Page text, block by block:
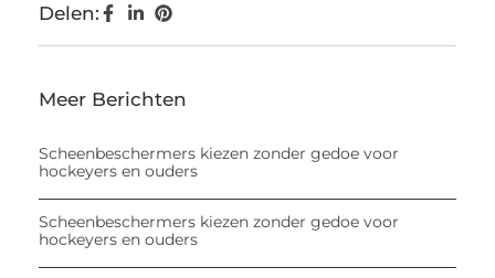
Delen:
Meer Berichten
Scheenbeschermers kiezen zonder gedoe voor
hockeyers en ouders
Scheenbeschermers kiezen zonder gedoe voor
hockeyers en ouders